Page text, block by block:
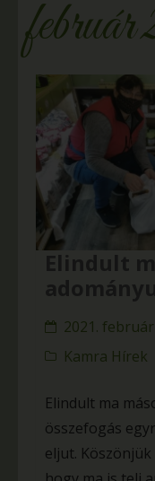
február
2021.
Kamra Hírek
Elindult ma
összefogás
eljut.